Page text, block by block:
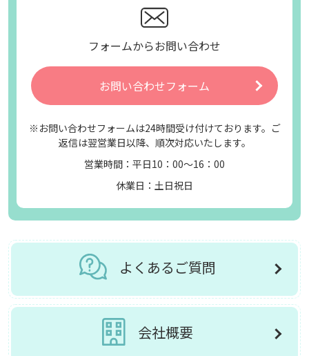
フォームからお問い合わせ
お問い合わせフォーム
※お問い合わせフォームは24時間受け付けております。ご
返信は翌営業日以降、順次対応いたします。
営業時間：平日10：00～16：00
休業日：土日祝日
よくあるご質問
会社概要